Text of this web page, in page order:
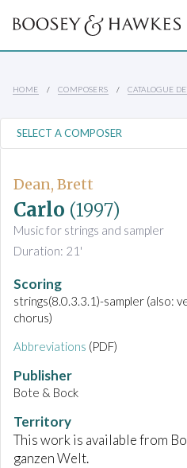
HOME COMPOSERS CATALOGUE
Dean, Brett
Carlo (1997)
Music for strings and sampler
Duration: 21'
Scoring
strings(8.0.3.3.1)-sampler (also:
chorus)
Abbreviations (PDF)
Publisher
Bote & Bock
Territory
This work is available from
ganzen Welt.